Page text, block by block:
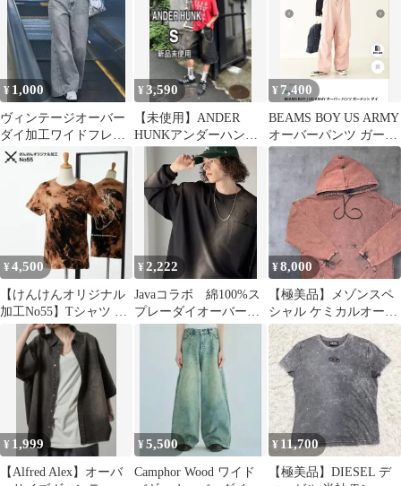
ターTシャツ オーバー
サイズ半袖カットソー
ディースクエアード
S71GD1243 ブルー M
（1181M）
¥ 1,000
ヴィンテージオーバー
ダイ加工ワイドフレア
デニムパンツ
¥3,590
【未使用】ANDER
HUNKアンダーハン
ク オーバーダイスタ
ッズバギージョーツ
¥ 7,400
BEAMS BOY US ARMY
オーバーパンツ ガーメ
ントダイ
¥4,500
【けんけんオリジナル
加工No55】Tシャツ タ
イダイ L アメカジ
¥2,222
Javaコラボ 綿100%ス
プレーダイオーバーサ
イズTシャツ
¥8,000
【極美品】メゾンスペ
シャル ケミカルオーバ
ーダイ プライムオーバ
ーパーカー 00
¥ 1,999
【Alfred Alex】オーバ
¥5,500
Camphor Wood ワイド
¥ 11,700
【極美品】DIESEL デ